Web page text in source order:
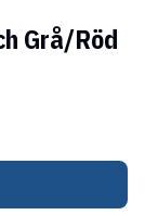
Grå/Röd